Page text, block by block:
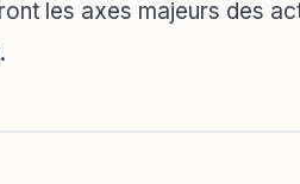
les axes majeurs des